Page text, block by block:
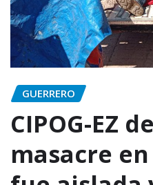
GUERRERO
CIPOG-EZ
masacre